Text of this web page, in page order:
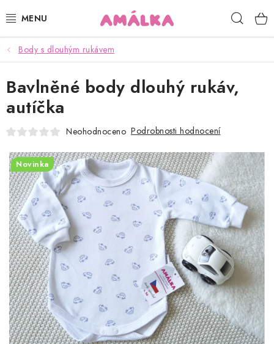
na
KOJENECKÉ, DĚTSKÉ OBLEČENÍ
ČEPICE, RUKAVICE, NÁKRČNÍKY
OSUŠKY, BRYNDÁKY, DEKY, DOPLŇKY
POUKAZY
KONTAKTY
HODNOCENÍ OBCHODU
Kontakty Proč AMÁLKA?
Doprava a platba
Tabulka velikostí
Postup pro vrácení a výměnu
Velkoobchod
Obchodní podmínky
Podmínky ochrany osobních údajů
Blog
Body s dlouhým rukávem
Bavlněné body dlouhý rukáv,
autíčka
Neohodnoceno Podrobnosti hodnocení
Novinka